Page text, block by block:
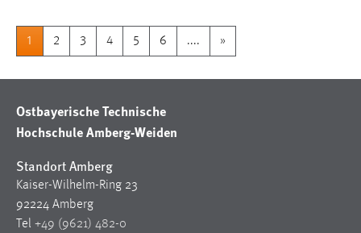
1 2 3 4 5 6 .... »
Ostbayerische Technische
Hochschule Amberg-Weiden
Standort Amberg
Kaiser-Wilhelm-Ring 23
92224 Amberg
Tel +49 (9621) 482-0